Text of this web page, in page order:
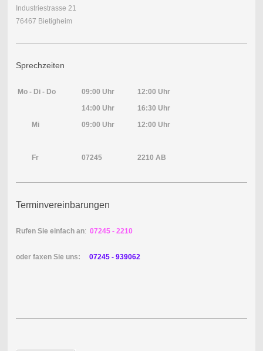
Industriestrasse 21
76467 Bietigheim
Sprechzeiten
Mo - Di - Do 09:00 Uhr
12:00 Uhr
14:00 Uhr
16:30 Uhr
Mi
09:00 Uhr 12:00 Uhr
Fr 07245 2210 AB
Terminvereinbarungen
Rufen Sie einfach an: 07245 - 2210
oder faxen Sie uns: 07245 - 939062